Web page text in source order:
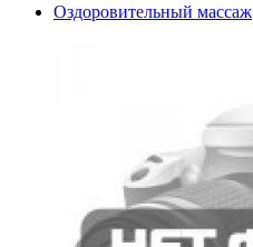
Оздоровительный массаж